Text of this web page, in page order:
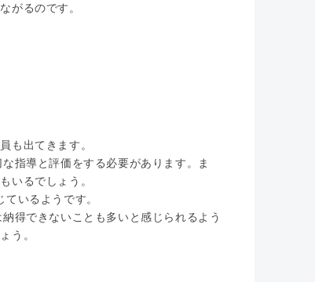
がるのです。
も出てきます。
指導と評価をする必要があります。ま
いるでしょう。
いるようです。
得できないことも多いと感じられるよう
う。